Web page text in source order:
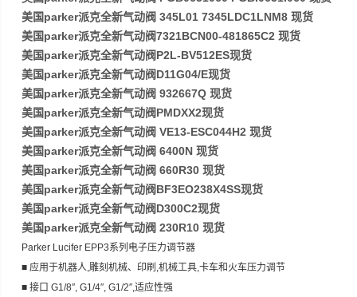
美国parker派克全新气动阀 345L01 7345LDC1LNM8 现货
美国parker派克全新气动阀7321BCN00-481865C2 现货
美国parker派克全新气动阀P2L-BV512ES现货
美国parker派克全新气动阀D11G04/E现货
美国parker派克全新气动阀 932667Q 现货
美国parker派克全新气动阀PMDXX2现货
美国parker派克全新气动阀 VE13-ESC044H2 现货
美国parker派克全新气动阀 6400N 现货
美国parker派克全新气动阀 660R30 现货
美国parker派克全新气动阀BF3EO238X4SS现货
美国parker派克全新气动阀D300C2现货
美国parker派克全新气动阀 230R10 现货
Parker Lucifer EPP3系列电子压力调节器
■ 应用于机器人,雕刻机械、印刷,机械工具,卡车和火车压力调节
■ 接口 G1/8″, G1/4″, G1/2″,适应性强